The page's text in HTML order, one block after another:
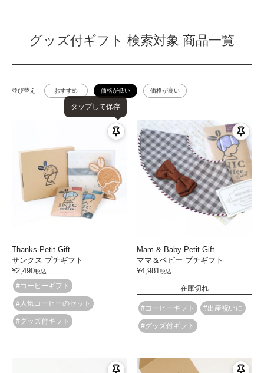
グッズ付ギフト 検索対象 商品一覧
並び替え おすすめ 価格が低い 価格が高い
タップして保存
Thanks Petit Gift
サンクス プチギフト
¥2,490税込
#コーヒーギフト
#人気コーヒーのセット
#グッズ付ギフト
Mam & Baby Petit Gift
ママ＆ベビー プチギフト
¥4,981税込
在庫切れ
#コーヒーギフト #出産祝いに
#グッズ付ギフト